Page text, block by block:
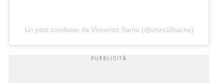
Un post condiviso da Vincenzo Sarno (@enzo10sarno)